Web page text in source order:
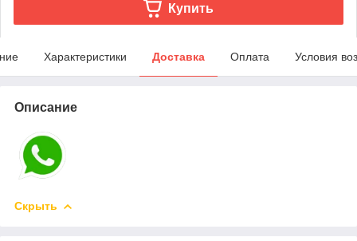
Купить
Характеристики Доставка Оплата Условия
Описание
Скрыть